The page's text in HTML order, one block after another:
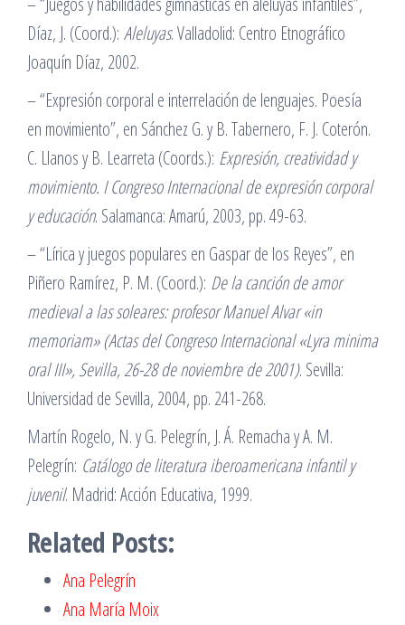
Díaz, J. (Coord.): Aleluyas. Valladolid: Centro Etnográfico
Joaquín Díaz, 2002.
– “Expresión corporal e interrelación de lenguajes. Poesía
en movimiento”, en Sánchez G. y B. Tabernero, F. J. Coterón.
C. Llanos y B. Learreta (Coords.): Expresión, creatividad y
movimiento. I Congreso Internacional de expresión corporal
y educación. Salamanca: Amarú, 2003, pp. 49-63.
– “Lírica y juegos populares en Gaspar de los Reyes”, en
Piñero Ramírez, P. M. (Coord.): De la canción de amor
medieval a las soleares: profesor Manuel Alvar «in
memoriam» (Actas del Congreso Internacional «Lyra minima
oral III», Sevilla, 26-28 de noviembre de 2001). Sevilla:
Universidad de Sevilla, 2004, pp. 241-268.
Martín Rogelo, N. y G. Pelegrín, J. Á. Remacha y A. M.
Pelegrín: Catálogo de literatura iberoamericana infantil y
juvenil. Madrid: Acción Educativa, 1999.
Related Posts:
Ana Pelegrín
Ana María Moix